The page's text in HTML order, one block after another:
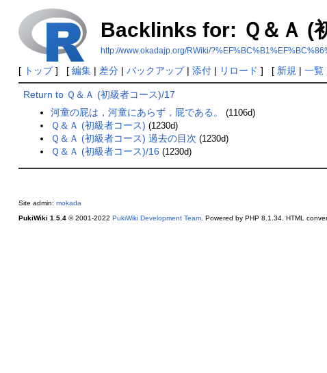
Backlinks for: Ｑ＆Ａ (
http://www.okadajp.org/RWiki/
[ トップ] [ 編集| 差分| バックアップ| 添付| リロード ] [ 新規 | 一覧
Return to Ｑ＆Ａ (初級者コース)/17
河童の屁は，河童にあらず，屁である。
(1106d)
Ｑ＆Ａ (初級者コース) (1230d)
Ｑ＆Ａ (初級者コース) 過去の目次 (1230d)
Ｑ＆Ａ (初級者コース)/16 (1230d)
Site admin: mokada
PukiWiki 1.5.4© 2001-2022 PukiWiki Development Team. Powered by PHP 8.1.34. HTML